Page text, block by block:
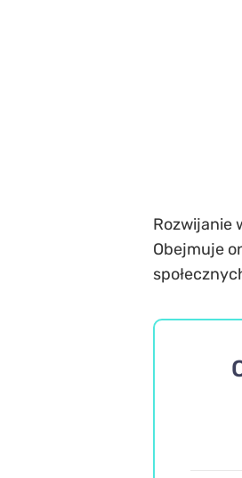
Rozwijanie
Obejmuje